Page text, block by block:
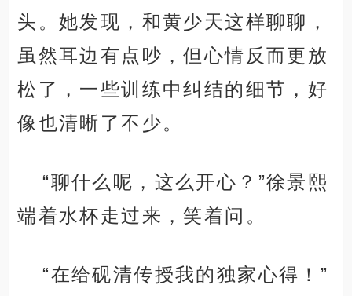
头。她发现，和黄少天这样聊聊，
虽然耳边有点吵，但心情反而更放
松了，一些训练中纠结的细节，好
像也清晰了不少。
“聊什么呢，这么开心？”徐景熙
端着水杯走过来，笑着问。
“在给砚清传授我的独家心得！”